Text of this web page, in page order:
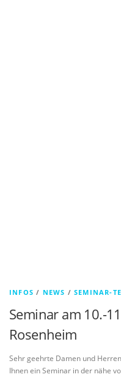
INFOS / NEWS /SEMINAR-
Seminar am 10.-
Rosenheim
Sehr geehrte Damen und
Ihnen ein Seminar in der nähe